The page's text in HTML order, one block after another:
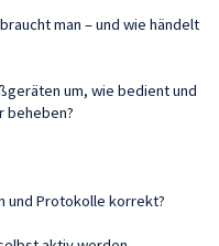
man – und wie händelt
um, wie bedient und
beheben?
und Protokolle korrekt?